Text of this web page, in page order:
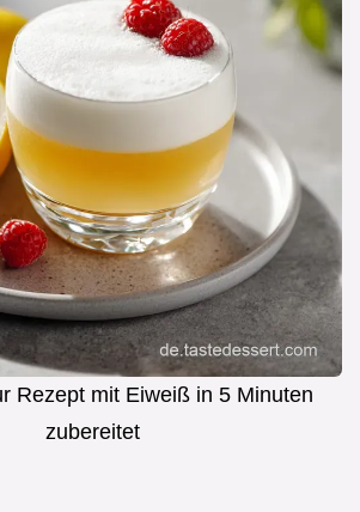
Rezept mit Eiweiß in 5 Minuten
zubereitet